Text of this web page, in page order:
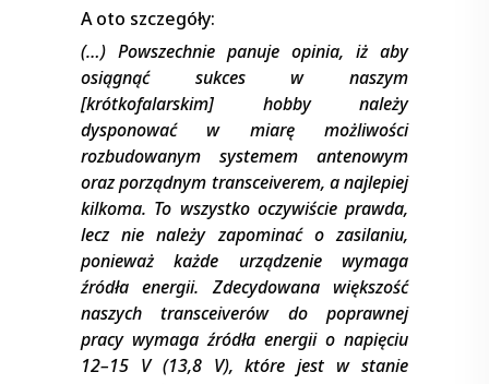
A oto szczegóły:
(…) Powszechnie panuje opinia, iż aby
osiągnąć sukces w naszym
[krótkofalarskim] hobby należy
dysponować w miarę możliwości
rozbudowanym systemem antenowym
oraz porządnym transceiverem, a najlepiej
kilkoma. To wszystko oczywiście prawda,
lecz nie należy zapominać o zasilaniu,
ponieważ każde urządzenie wymaga
źródła energii. Zdecydowana większość
naszych transceiverów do poprawnej
pracy wymaga źródła energii o napięciu
12–15 V (13,8 V), które jest w stanie